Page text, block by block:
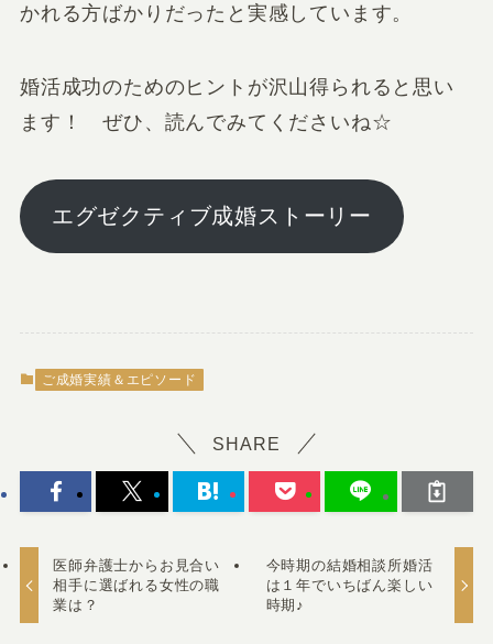
かれる方ばかりだったと実感しています。
婚活成功のためのヒント が沢山得られると思い
ます！ ぜひ、読んでみてくださいね☆
エグゼクティブ成婚ストーリー
ご成婚実績＆エピソード
SHARE
医師弁護士からお見合い
相手に選ばれる女性の職
業は？
今時期の結婚相談所婚活
は１年でいちばん楽しい
時期♪